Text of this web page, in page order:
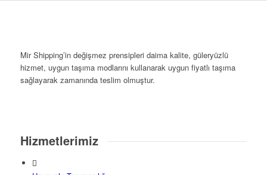
Mir Shipping’in değişmez prensipleri daima kalite, güleryüzlü
hizmet, uygun taşıma modlarını kullanarak uygun fiyatlı taşıma
sağlayarak zamanında teslim olmuştur.
Hizmetlerimiz